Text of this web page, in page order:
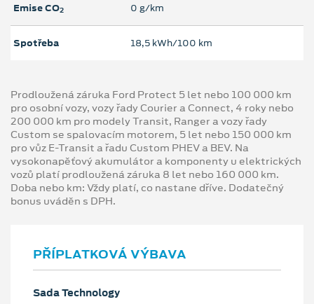
Emise CO2 0 g/km
Spotřeba 18,5 kWh/100 km
Prodloužená záruka Ford Protect 5 let nebo 100 000 km
pro osobní vozy, vozy řady Courier a Connect, 4 roky nebo
200 000 km pro modely Transit, Ranger a vozy řady
Custom se spalovacím motorem, 5 let nebo 150 000 km
pro vůz E-Transit a řadu Custom PHEV a BEV. Na
vysokonapěťový akumulátor a komponenty u elektrických
vozů platí prodloužená záruka 8 let nebo 160 000 km.
Doba nebo km: Vždy platí, co nastane dříve. Dodatečný
bonus uváděn s DPH.
PŘÍPLATKOVÁ VÝBAVA
Sada Technology